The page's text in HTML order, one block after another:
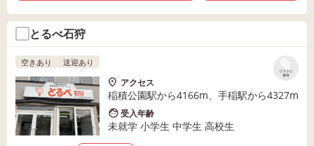
とるべ石狩
リストに
保存
空きあり 送迎あり
アクセス
稲積公園駅から4166m、手稲駅から4327m
受入年齢
未就学 小学生 中学生 高校生